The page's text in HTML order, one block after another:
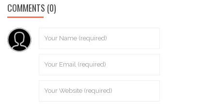
COMMENTS (0)